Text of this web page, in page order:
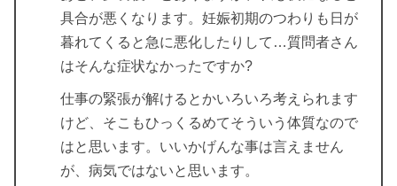
具合が悪くなります。妊娠初期のつわりも日が
暮れてくると急に悪化したりして…質問者さん
はそんな症状なかったですか?
仕事の緊張が解けるとかいろいろ考えられます
けど、そこもひっくるめてそういう体質なので
はと思います。いいかげんな事は言えません
が、病気ではないと思います。